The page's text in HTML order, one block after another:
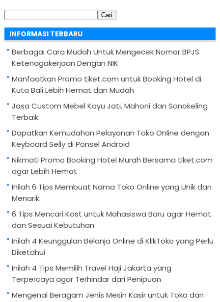
Cari
untuk:
INFORMASI TERBARU
Berbagai Cara Mudah Untuk Mengecek Nomor BPJS
Ketenagakerjaan Dengan NIK
Manfaatkan Promo tiket.com untuk Booking Hotel di
Kuta Bali Lebih Hemat dan Mudah
Jasa Custom Mebel Kayu Jati, Mahoni dan Sonokeling
Terbaik
Dapatkan Kemudahan Pelayanan Toko Online dengan
Keyboard Selly di Ponsel Android
Nikmati Promo Booking Hotel Murah Bersama tiket.com
agar Lebih Hemat
Inilah 6 Tips Membuat Nama Toko Online yang Unik dan
Menarik
6 Tips Mencari Kost untuk Mahasiswa Baru agar Hemat
dan Sesuai Kebutuhan
Inilah 4 Keunggulan Belanja Online di KlikToko yang Perlu
Diketahui
Inilah 4 Tips Memilih Travel Haji Jakarta yang
Terpercaya agar Terhindar dari Penipuan
Mengenal Beragam Jenis Mesin Kasir untuk Toko dan